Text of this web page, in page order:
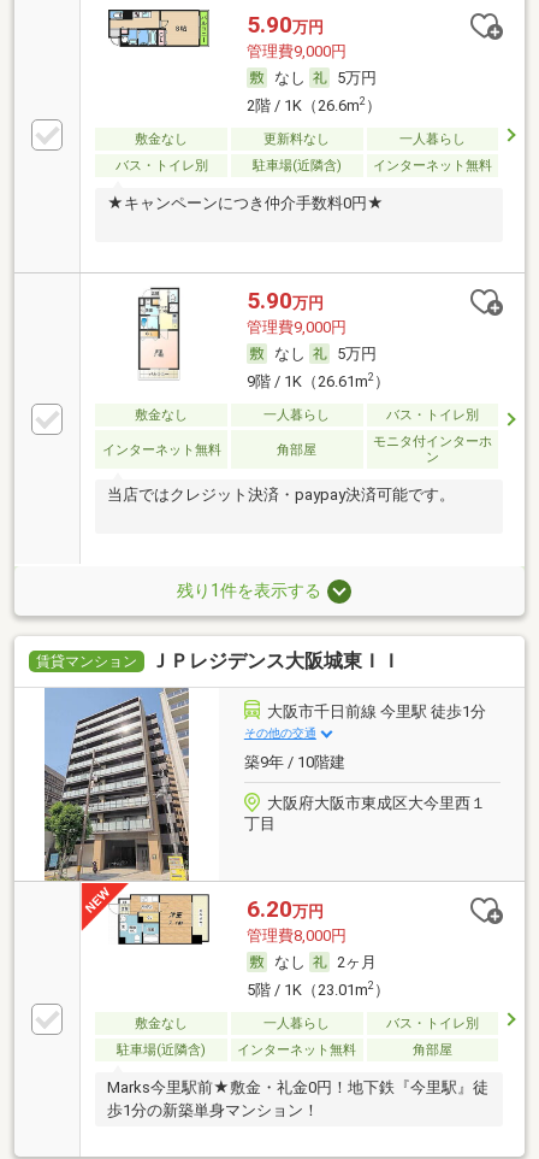
5.90万円
管理費9,000円
なし
5万円
2階 / 1K（26.6m2）
敷金なし 更新料なし
一人暮らし
バス・トイレ別
駐車場(近隣含) インターネット無料
★キャンペーンにつき仲介手数料0円★
5.90万円
管理費9,000円
なし
5万円
9階 / 1K（26.61m2）
敷金なし 一人暮らし バス・トイレ別
インターネット無料 角部屋
モニタ付インターホ
ン
当店ではクレジット決済・paypay決済可能です。
残り1件を表示する
賃貸マンション ＪＰレジデンス大阪城東ＩＩ
大阪市千日前線 今里駅 徒歩1分
その他の交通
築9年 / 10階建
大阪府大阪市東成区大今里西１
丁目
6.20万円
管理費8,000円
なし
2ヶ月
5階 / 1K（23.01m2）
敷金なし 一人暮らし
バス・トイレ別
駐車場(近隣含)
インターネット無料 角部屋
Marks今里駅前★敷金・礼金0円！地下鉄『今里駅』徒
歩1分の新築単身マンション！